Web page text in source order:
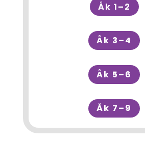
Åk 1–2
Åk 3–4
Åk 5–6
Åk 7–9